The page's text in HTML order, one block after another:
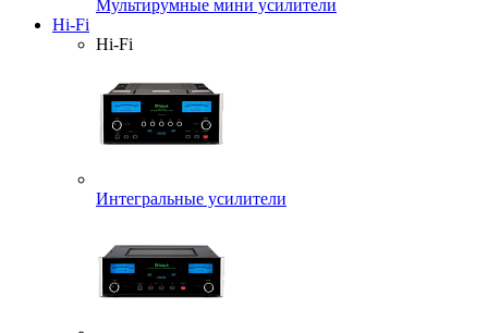
Мультирумные мини усилители
Hi-Fi
Hi-Fi
Интегральные усилители